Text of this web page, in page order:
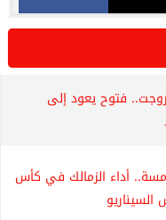
فتوح يعود إلى
أداء الزمالك في كأس
السيناريو